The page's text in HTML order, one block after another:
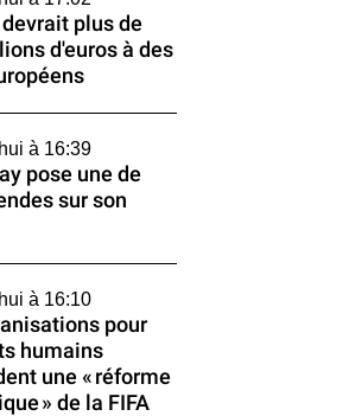
devrait plus de
d'euros à des
à 16:39
pose une de
sur son
à 16:10
pour
humains
une « réforme
» de la FIFA